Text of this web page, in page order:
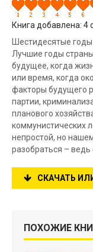
Книга добавлена: 4
Шестидесятые
Лучшие годы
будущее, когда
или время, когда
факторы будущего
партии,
планового
коммунистических
непростой, но
разобраться –
СКАЧАТЬ
ПОХОЖИЕ